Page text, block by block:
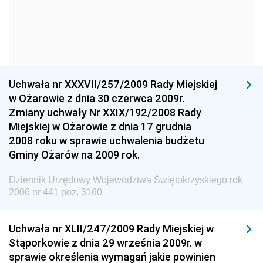
Dziennik Urzędowy Ministra Gospodarki
Dziennik Urzędowy Urzędu Ochrony Konkurencji i
Konsumentów
Dziennik Urzędowy Ministra Pracy i Polityki
Społecznej
Dziennik Urzędowy Urzędu Lotnictwa Cywilnego
Dziennik Urzędowy Ministerstwa Hutnictwa i
Przemysłu Maszynowego
Uchwała nr XXXVII/257/2009 Rady Miejskiej
w Ożarowie z dnia 30 czerwca 2009r.
Zmiany uchwały Nr XXIX/192/2008 Rady
Miejskiej w Ożarowie z dnia 17 grudnia
2008 roku w sprawie uchwalenia budżetu
Gminy Ożarów na 2009 rok.
Dziennik Urzędowy Województwa Świętokrzyskiego rok
2006 nr 441 poz. 3160
Uchwała nr XLII/247/2009 Rady Miejskiej w
Stąporkowie z dnia 29 września 2009r. w
sprawie określenia wymagań jakie powinien